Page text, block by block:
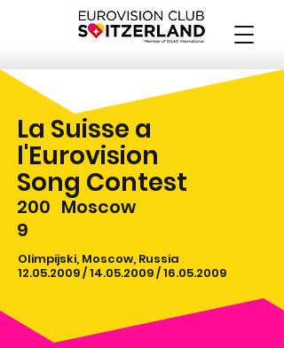
La Suisse a
l'Eurovision
Song Contest
Moscow
200
9
Olimpijski, Moscow, Russia
12.05.2009/14.05.2009/16.05.2009